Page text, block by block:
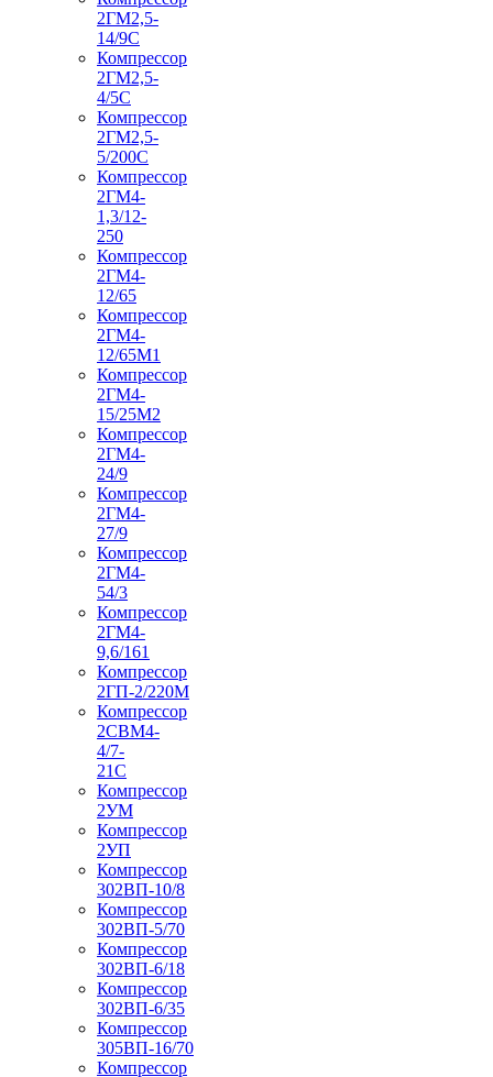
2ГМ2,5-
14/9С
Компрессор
2ГМ2,5-
4/5С
Компрессор
2ГМ2,5-
5/200С
Компрессор
2ГМ4-
1,3/12-
250
Компрессор
2ГМ4-
12/65
Компрессор
2ГМ4-
12/65М1
Компрессор
2ГМ4-
15/25М2
Компрессор
2ГМ4-
24/9
Компрессор
2ГМ4-
27/9
Компрессор
2ГМ4-
54/3
Компрессор
2ГМ4-
9,6/161
Компрессор
2ГП-2/220М
Компрессор
2СВМ4-
4/7-
21С
Компрессор
2УМ
Компрессор
2УП
Компрессор
302ВП-10/8
Компрессор
302ВП-5/70
Компрессор
302ВП-6/18
Компрессор
302ВП-6/35
Компрессор
305ВП-16/70
Компрессор